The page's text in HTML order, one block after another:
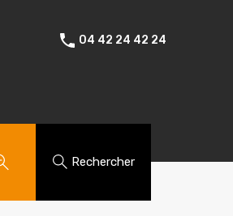
04 42 24 42 24
Rechercher